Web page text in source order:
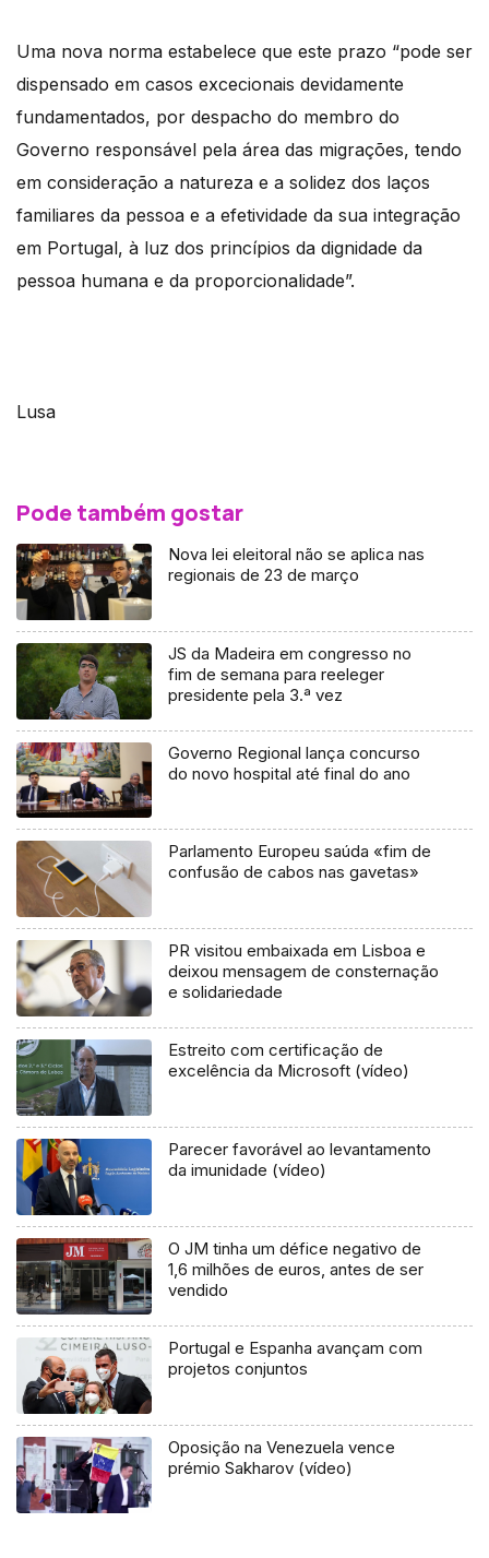
Uma nova norma estabelece que este prazo “pode ser
dispensado em casos excecionais devidamente
fundamentados, por despacho do membro do
Governo responsável pela área das migrações, tendo
em consideração a natureza e a solidez dos laços
familiares da pessoa e a efetividade da sua integração
em Portugal, à luz dos princípios da dignidade da
pessoa humana e da proporcionalidade”.
Lusa
Pode também gostar
Nova lei eleitoral não se aplica nas
regionais de 23 de março
JS da Madeira em congresso no
fim de semana para reeleger
presidente pela 3.ª vez
Governo Regional lança concurso
do novo hospital até final do ano
Parlamento Europeu saúda «fim de
confusão de cabos nas gavetas»
PR visitou embaixada em Lisboa e
deixou mensagem de consternação
e solidariedade
Estreito com certificação de
excelência da Microsoft (vídeo)
Parecer favorável ao levantamento
da imunidade (vídeo)
O JM tinha um défice negativo de
1,6 milhões de euros, antes de ser
vendido
Portugal e Espanha avançam com
projetos conjuntos
Oposição na Venezuela vence
prémio Sakharov (vídeo)